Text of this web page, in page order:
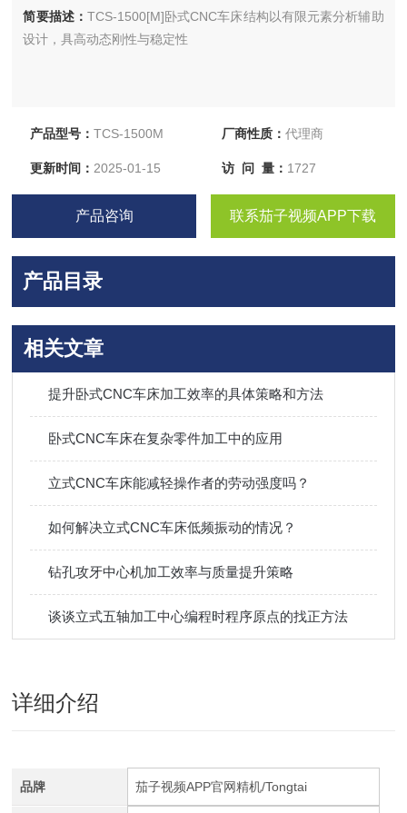
简要描述：TCS-1500[M]卧式CNC车床结构以有限元素分析辅助
设计，具高动态刚性与稳定性
产品型号：TCS-1500M 厂商性质： 代理商
更新时间： 2025-01-15 访 问 量： 1727
产品咨询 联系茄子视频APP下载
产品目录
相关文章
提升卧式CNC车床加工效率的具体策略和方法
卧式CNC车床在复杂零件加工中的应用
立式CNC车床能减轻操作者的劳动强度吗？
如何解决立式CNC车床低频振动的情况？
钻孔攻牙中心机加工效率与质量提升策略
谈谈立式五轴加工中心编程时程序原点的找正方法
详细介绍
品牌 茄子视频APP官网精机/Tongtai